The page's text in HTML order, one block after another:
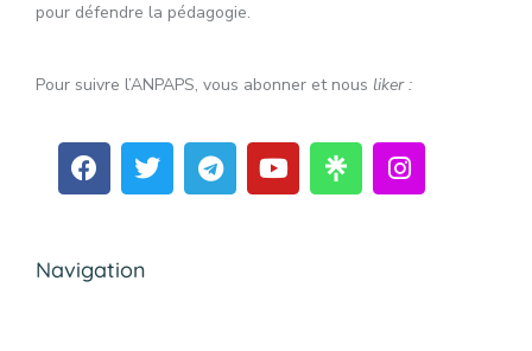
pour défendre la pédagogie.
Pour suivre l’ANPAPS, vous abonner et nous liker :
Navigation